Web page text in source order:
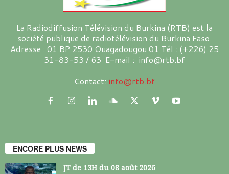
La Radiodiffusion Télévision du Burkina (RTB) est la
société publique de radiotélévision du Burkina Faso.
Adresse : 01 BP 2530 Ouagadougou 01 Tél : (+226) 25
31-83-53 / 63 E-mail : info@rtb.bf
Contact: info@rtb.bf
ENCORE PLUS NEWS
JT de 13H du 08 août 2026